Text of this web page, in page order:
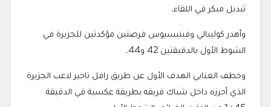
تبديل مبكر في اللقاء.
وأهدر كوليبالي وفينيسيوس فرصتين مؤكدتين للجزيرة في
الشوط الأول بالدقيقتين 42 و44.
وخطف العنابي الهدف الأول عن طريق رافل تاجير لاعب الجزيرة
الذي أحرزه داخل شباك فريقه بطريقة عكسية في الدقيقة